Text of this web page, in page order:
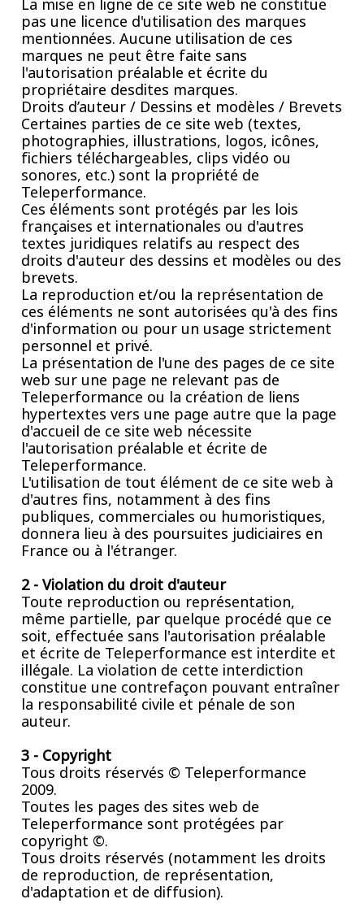
La mise en ligne de ce site web ne constitue
pas une licence d'utilisation des marques
mentionnées. Aucune utilisation de ces
marques ne peut être faite sans
l'autorisation préalable et écrite du
propriétaire desdites marques.
Droits d’auteur / Dessins et modèles / Brevets
Certaines parties de ce site web (textes,
photographies, illustrations, logos, icônes,
fichiers téléchargeables, clips vidéo ou
sonores, etc.) sont la propriété de
Teleperformance.
Ces éléments sont protégés par les lois
françaises et internationales ou d'autres
textes juridiques relatifs au respect des
droits d'auteur des dessins et modèles ou des
brevets.
La reproduction et/ou la représentation de
ces éléments ne sont autorisées qu'à des fins
d'information ou pour un usage strictement
personnel et privé.
La présentation de l'une des pages de ce site
web sur une page ne relevant pas de
Teleperformance ou la création de liens
hypertextes vers une page autre que la page
d'accueil de ce site web nécessite
l'autorisation préalable et écrite de
Teleperformance.
L'utilisation de tout élément de ce site web à
d'autres fins, notamment à des fins
publiques, commerciales ou humoristiques,
donnera lieu à des poursuites judiciaires en
France ou à l'étranger.
2 - Violation du droit d'auteur
Toute reproduction ou représentation,
même partielle, par quelque procédé que ce
soit, effectuée sans l'autorisation préalable
et écrite de Teleperformance est interdite et
illégale. La violation de cette interdiction
constitue une contrefaçon pouvant entraîner
la responsabilité civile et pénale de son
auteur.
3 - Copyright
Tous droits réservés © Teleperformance
2009.
Toutes les pages des sites web de
Teleperformance sont protégées par
copyright ©.
Tous droits réservés (notamment les droits
de reproduction, de représentation,
d'adaptation et de diffusion).